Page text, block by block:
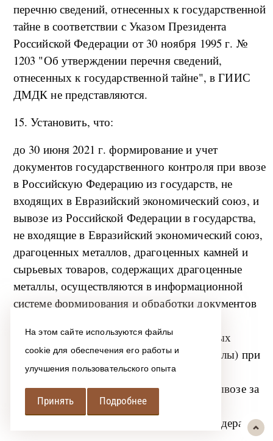
На этом сайте используются файлы
cookie для обеспечения его работы и
улучшения пользовательского опыта
Принять Подробнее
перечню сведений, отнесенных к государственной
тайне в соответствии с Указом Президента
Российской Федерации от 30 ноября 1995 г. №
1203 "Об утверждении перечня сведений,
отнесенных к государственной тайне", в ГИИС
ДМДК не представляются.
15. Установить, что:
до 30 июня 2021 г. формирование и учет
документов государственного контроля при ввозе
в Российскую Федерацию из государств, не
входящих в Евразийский экономический союз, и
вывозе из Российской Федерации в государства,
не входящие в Евразийский экономический союз,
драгоценных металлов, драгоценных камней и
сырьевых товаров, содержащих драгоценные
металлы, осуществляются в информационной
системе формирования и обработки документов
металлов, драгоценных камней и сырьевых
товаров (содержащих драгоценные металлы) при
их ввозе на таможенную территорию
Евразийского экономического союза и вывозе за
его пределы в порядке, установленном
Министерством финансов Российской Федерации;